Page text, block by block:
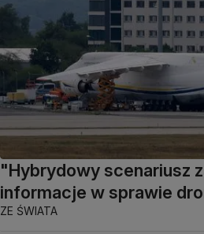
"Hybrydowy scenariusz
informacje w sprawie
ZE ŚWIATA